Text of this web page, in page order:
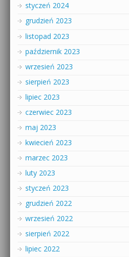
styczeń 2024
grudzień 2023
listopad 2023
październik 2023
wrzesień 2023
sierpień 2023
lipiec 2023
czerwiec 2023
maj 2023
kwiecień 2023
marzec 2023
luty 2023
styczeń 2023
grudzień 2022
wrzesień 2022
sierpień 2022
lipiec 2022